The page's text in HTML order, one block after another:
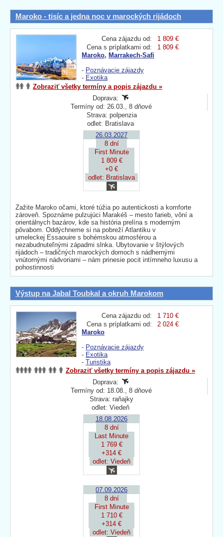
Maroko - tisíc a jedna noc v marockých rijádoch
Cena zájazdu od:
1 809 €
Cena s príplatkami od:
1 809 €
Maroko, Marrakech-Safi
- Poznávacie zájazdy
- Exotika
Zobraziť všetky termíny a popis zájazdu »
Doprava:
Termíny od: 26.03., 8 dňové
Strava: polpenzia
odlet: Bratislava
26.03.2027
8 dní
First Minute
1 809 €
+0 €
odlet: Bratislava
Zažite Maroko očami, ktoré túžia po autentickosti a komforte
zároveň. Spoznáme pulzujúci Marakéš – mesto farieb, vôní a
orientálnych bazárov, kde sa história prelína s moderným
pôvabom. Oddýchneme si na pobreží Atlantiku v
umeleckej Essaouire s bohémskou atmosférou a
nezabudnuteľnými západmi slnka. Ubytovanie v štýlových
rijádoch – tradičných marockých domoch s nádhernými
vnútornými nádvoriami – nám prinesie pocit intímneho luxusu a
pohostinnosti
Výstup na Jabal Toubkal a okruh Marokom
Cena zájazdu od:
1 710 €
Cena s príplatkami od:
2 024 €
Maroko
- Poznávacie zájazdy
- Exotika
- Turistika
Zobraziť všetky termíny a popis zájazdu »
Doprava:
Termíny od: 18.08., 8 dňové
Strava: raňajky
odlet: Viedeň
18.08.2026
8 dní
Last Minute
1 769 €
+314 €
odlet: Viedeň
07.09.2026
8 dní
First Minute
1 710 €
+314 €
odlet: Viedeň